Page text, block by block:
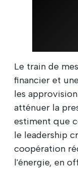
Le train de
financier et
les
atténuer la
estiment que
le leadership
coopération
l'énergie, en